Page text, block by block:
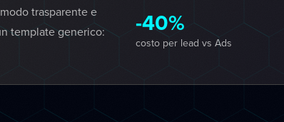
trasparente e
template generico:
-40%
costo per lead vs Ads